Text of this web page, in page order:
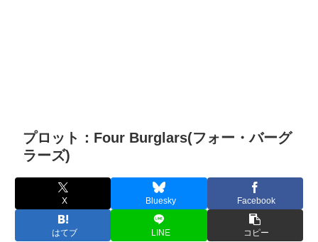
プロット：Four Burglars(フォー・バーグ
ラーズ)
X Bluesky Facebook
はてブ LINE コピー